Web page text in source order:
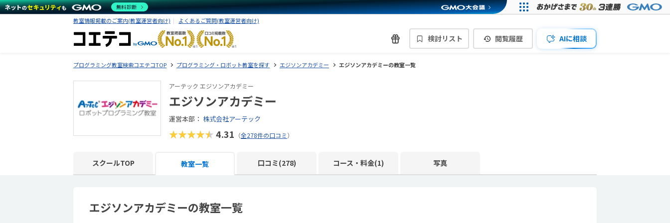
教室情報掲載のご案内(教室運営者向け) よくあるご質問(教室運営者向け)
検討リスト 閲覧履歴 AIに相談
プログラミング教室検索コエテコTOP プログラミング・ロボット教室を探す エジソンアカデミー エジソンアカデミーの教室一覧
アーテック エジソンアカデミー
エジソンアカデミー
運営本部： 株式会社アーテック
★★★★★4.31 （全278件の口コミ）
スクールTOP 教室一覧 口コミ(278) コース・料金(1) 写真
エジソンアカデミーの教室一覧
無料診断